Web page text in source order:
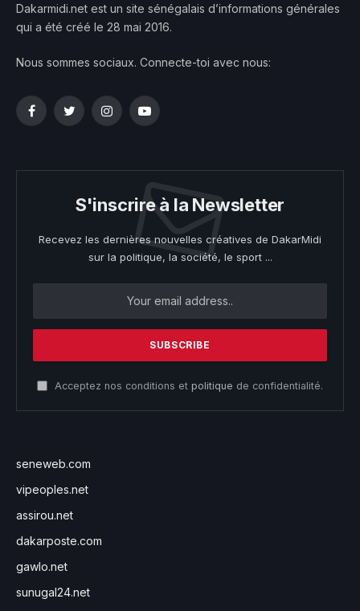
Dakarmidi.net est un site sénégalais d’informations générales
qui a été créé le 28 mai 2016.
Nous sommes sociaux. Connecte-toi avec nous:
FacebookTwitterInstagramYouTube
S'inscrire à la Newsletter
Recevez les dernières nouvelles créatives de DakarMidi
sur la politique, la société, le sport ...
Acceptez nos conditions et politique de confidentialité.
seneweb.com
vipeoples.net
assirou.net
dakarposte.com
gawlo.net
sunugal24.net